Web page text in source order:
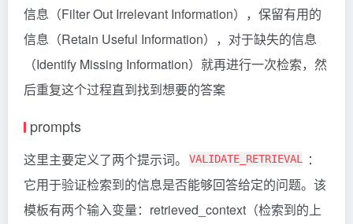
信息（Filter Out Irrelevant Information），保留有用的
信息（Retain Useful Information），对于缺失的信息
（Identify Missing Information）就再进行一次检索，然
后重复这个过程直到找到想要的答案
prompts
这里主要定义了两个提示词。 VALIDATE_RETRIEVAL ：
它用于验证检索到的信息是否能够回答给定的问题。该
模板有两个输入变量：retrieved_context（检索到的上